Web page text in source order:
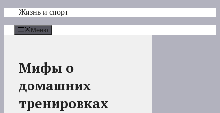
Перейти
содержимому
Жизнь и спорт
Меню
Мифы о
домашних
тренировках